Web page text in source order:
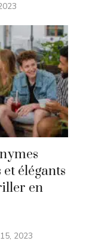
élégants
en
2023